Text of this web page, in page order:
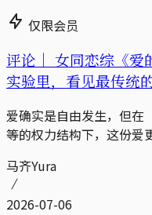
仅限会员
评论｜ 女同恋综《爱
实验里，看见最传统
爱确实是自由发生，但
等的权力结构下，这份爱
马齐Yura
2026-07-06